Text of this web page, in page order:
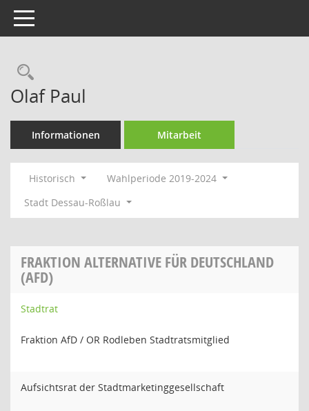
Toggle navigation
Rechercheauswahl
Olaf Paul
Informationen Mitarbeit
Historisch
Wahlperiode 2019-2024
Stadt Dessau-Roßlau
FRAKTION ALTERNATIVE FÜR DEUTSCHLAND
(AFD)
Stadtrat
Fraktion AfD / OR Rodleben Stadtratsmitglied
Aufsichtsrat der Stadtmarketinggesellschaft